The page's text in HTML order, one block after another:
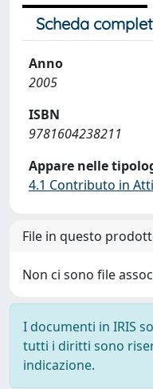
Scheda
Anno
2005
ISBN
9781604238211
Appare nelle
4.1 Contributo in
File in questo
Non ci sono file
I documenti in IRIS
tutti i diritti sono
indicazione.